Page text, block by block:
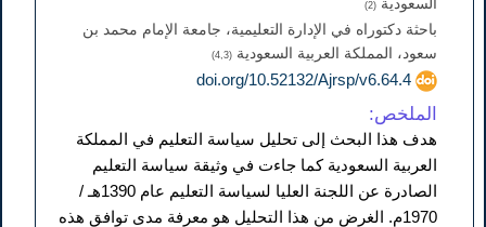
(2)
باحثة دكتوراه في الإدارة التعليمية، جامعة الإمام محمد بن
سعود، المملكة العربية السعودية (4,3)
doi.org/10.52132/Ajrsp/v6.64.4
الملخص:
هدف هذا البحث إلى تحليل سياسة التعليم في المملكة
العربية السعودية كما جاءت في وثيقة سياسة التعليم
الصادرة عن اللجنة العليا لسياسة التعليم عام 1390هـ /
1970م. الغرض من هذا التحليل هو معرفة مدى توافق هذه